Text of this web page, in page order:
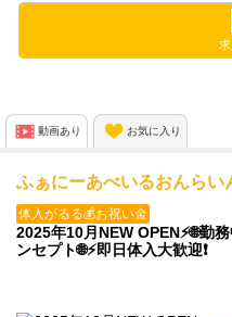
💖ノルマ・ペナルティ・キャッ
【先着10名】は面接合格率
動画あり お気に入り
ふぁにーあべいるおんらい
体入がるる💰お祝い金
2025年10月NEW OPEN⚡🌐勤
ンセプト🌐⚡即日体入大歓迎❗